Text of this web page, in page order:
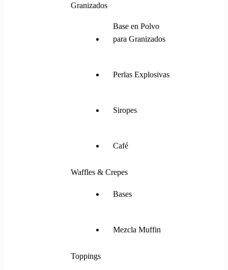
Granizados
Base en Polvo
para Granizados
Perlas Explosivas
Siropes
Café
Waffles & Crepes
Bases
Mezcla Muffin
Toppings